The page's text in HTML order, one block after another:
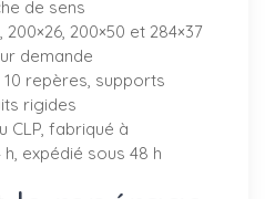
de sens
200×26, 200×50 et 284×37
demande
repères, supports
rigides
CLP, fabriqué à
expédié sous 48 h